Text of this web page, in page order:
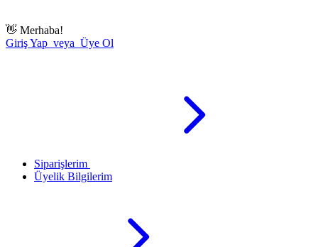
👋 Merhaba!
Giriş Yap veya Üye Ol
Siparişlerim
Üyelik Bilgilerim